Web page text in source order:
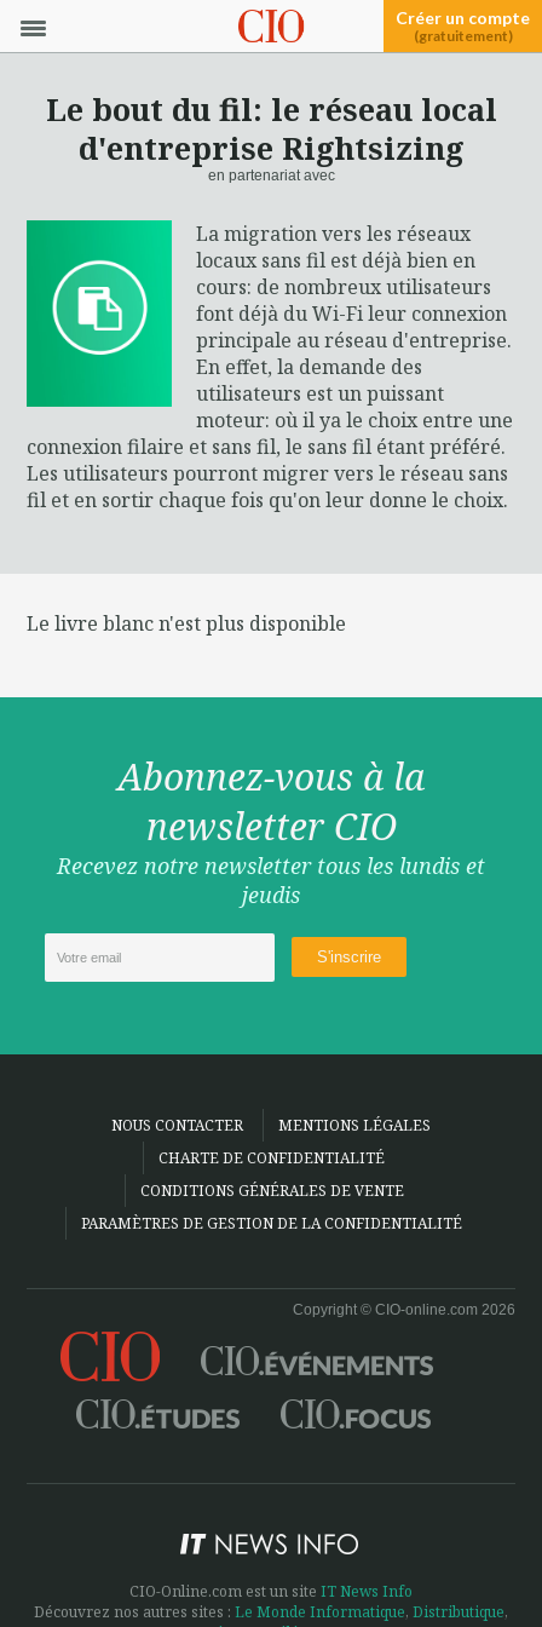
Créer un compte
(gratuitement)
Le bout du fil: le réseau local
d'entreprise Rightsizing
en partenariat avec
La migration vers les réseaux
locaux sans fil est déjà bien en
cours: de nombreux utilisateurs
font déjà du Wi-Fi leur connexion
principale au réseau d'entreprise.
En effet, la demande des
utilisateurs est un puissant
moteur: où il ya le choix entre une
connexion filaire et sans fil, le sans fil étant préféré.
Les utilisateurs pourront migrer vers le réseau sans
fil et en sortir chaque fois qu'on leur donne le choix.
Le livre blanc n'est plus disponible
Abonnez-vous à la
newsletter CIO
Recevez notre newsletter tous les lundis et
jeudis
NOUS CONTACTER
MENTIONS LÉGALES
CHARTE DE CONFIDENTIALITÉ
CONDITIONS GÉNÉRALES DE VENTE
PARAMÈTRES DE GESTION DE LA CONFIDENTIALITÉ
Copyright © CIO-online.com 2026
CIO-Online.com est un site IT News Info
Découvrez nos autres sites : Le Monde Informatique, Distributique,